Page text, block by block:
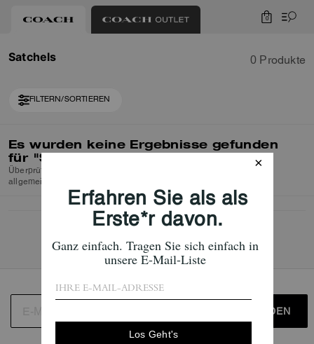
0
Satchels 0 Produkte
FILTERN/SORTIEREN
Es wurden keine Ergebnisse gefunden
für "Satchels"
Überprüfen Sie die Rechtschreibung oder verwenden Sie einen
allgemeineren Suchbegriff und versuchen Sie es erneut.
ANMELDEN